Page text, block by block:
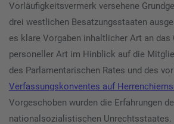
Vorläufigkeitsvermerk versehene
drei westlichen Besatzungsstaaten
es klare Vorgaben inhaltlicher Art an das
personeller Art im Hinblick auf die
des Parlamentarischen Rates und des
Verfassungskonventes auf
Vorgeschoben wurden die Erfahrungen
nationalsozialistischen Unrechtsstaates.